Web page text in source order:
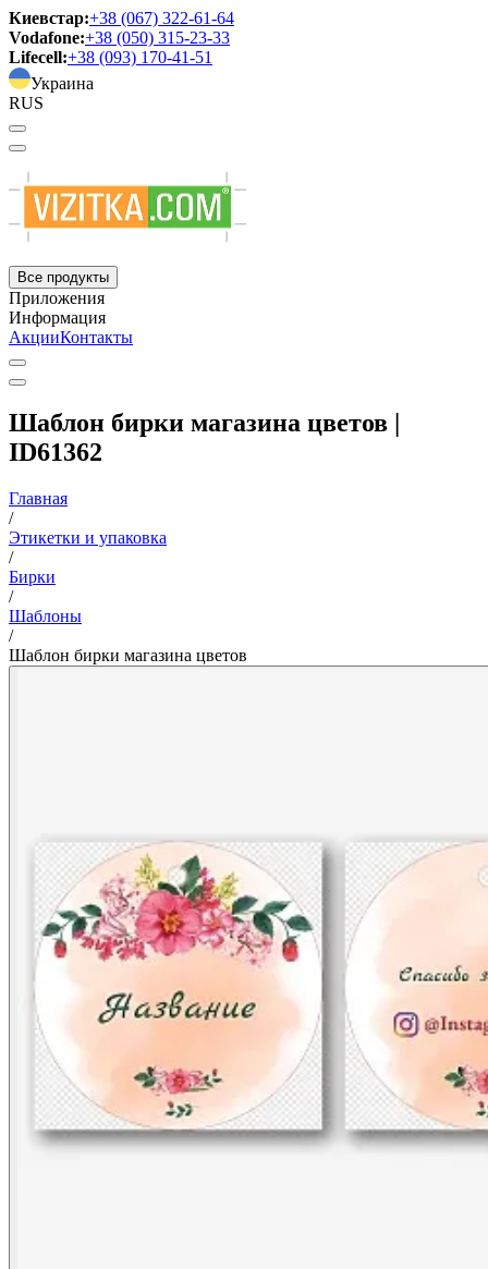
Киевстар:+38 (067) 322-61-64
Vodafone:+38 (050) 315-23-33
Lifecell:+38 (093) 170-41-51
Украина
RUS
Все продукты
Приложения
Информация
АкцииКонтакты
Шаблон бирки магазина цветов |
ID61362
Главная
/
Этикетки и упаковка
/
Бирки
/
Шаблоны
/
Шаблон бирки магазина цветов